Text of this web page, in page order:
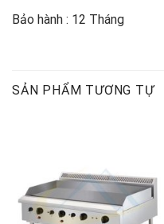
Bảo hành : 12 Tháng
SẢN PHẨM TƯƠNG TỰ